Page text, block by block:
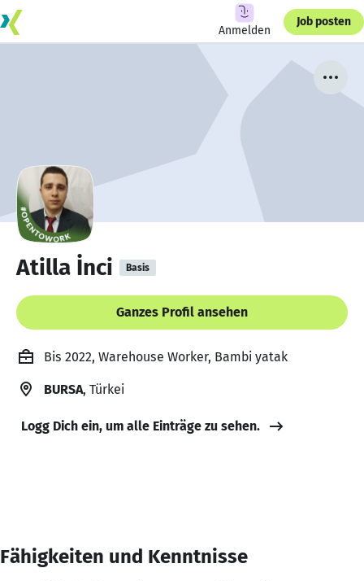
Anmelden
Job posten
Atilla İnci Basis
Ganzes Profil ansehen
Bis 2022, Warehouse Worker, Bambi yatak
BURSA, Türkei
Logg Dich ein, um alle Einträge zu sehen.
Fähigkeiten und Kenntnisse